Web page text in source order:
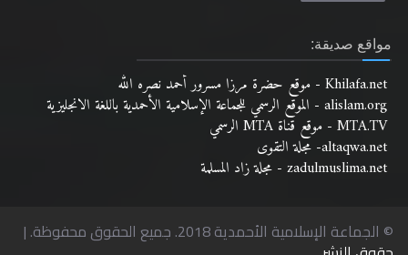
مواقع صديقة:
Khilafa.net - موقع حضرة مرزا مسرور أحمد نصره الله
alislam.org - الموقع الرسمي للجماعة الإسلامية الأحمدية باللغة الانجليزية
MTA.TV - موقع قناة MTA الرسمي
altaqwa.net- مجلة التقوى
zadulmuslima.net - مجلة زاد المسلمة
© الجماعة الإسلامية الأحمدية 2018. جميع الحقوق محفوظة. |